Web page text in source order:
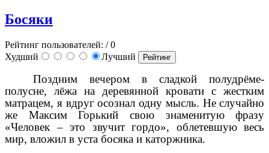
Босяки
Рейтинг пользователей: / 0
Худший
Лучший
Поздним вечером в сладкой полудрёме-
полусне, лёжа на деревянной кровати с жестким
матрацем, я вдруг осознал одну мысль. Не случайно
же Максим Горький свою знаменитую фразу
«Человек – это звучит гордо», облетевшую весь
мир, вложил в уста босяка и каторжника.